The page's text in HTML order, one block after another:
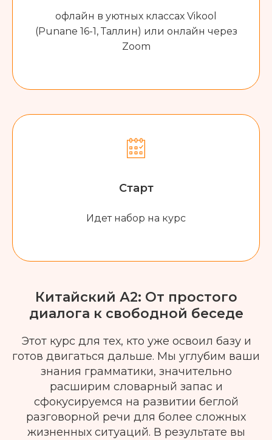
офлайн в уютных классах Vikool
(Punane 16-1, Таллин) или онлайн через
Zoom
Старт
Идет набор на курс
Китайский А2: От простого
диалога к свободной беседе
Этот курс для тех, кто уже освоил базу и
готов двигаться дальше. Мы углубим ваши
знания грамматики, значительно
расширим словарный запас и
сфокусируемся на развитии беглой
разговорной речи для более сложных
жизненных ситуаций. В результате вы